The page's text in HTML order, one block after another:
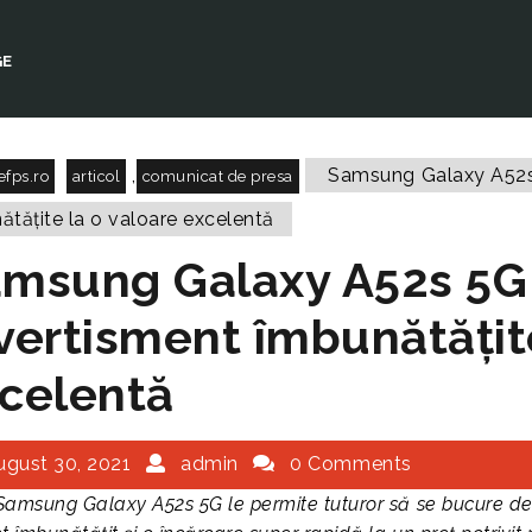
articol , comunicat de presa
Samsung Galaxy
la o valoare excelentă
Galaxy A52s
30, 2021 admin
0 Comments
Galaxy A52s 5G le permite tuturor să se bucure